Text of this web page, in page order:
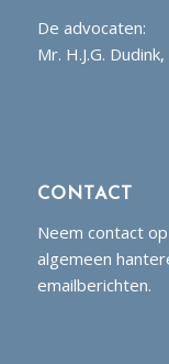
De advocaten:
Mr. H.J.G.
CONTACT
Neem contact
algemeen
emailberichten.